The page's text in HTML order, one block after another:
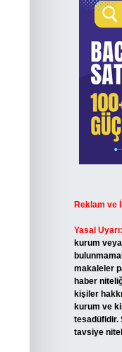
Reklam ve
Yasal Uyarı:
kurum
makaleler
haber
kişiler
kurum ve
tesadüfidir.
tavsiye